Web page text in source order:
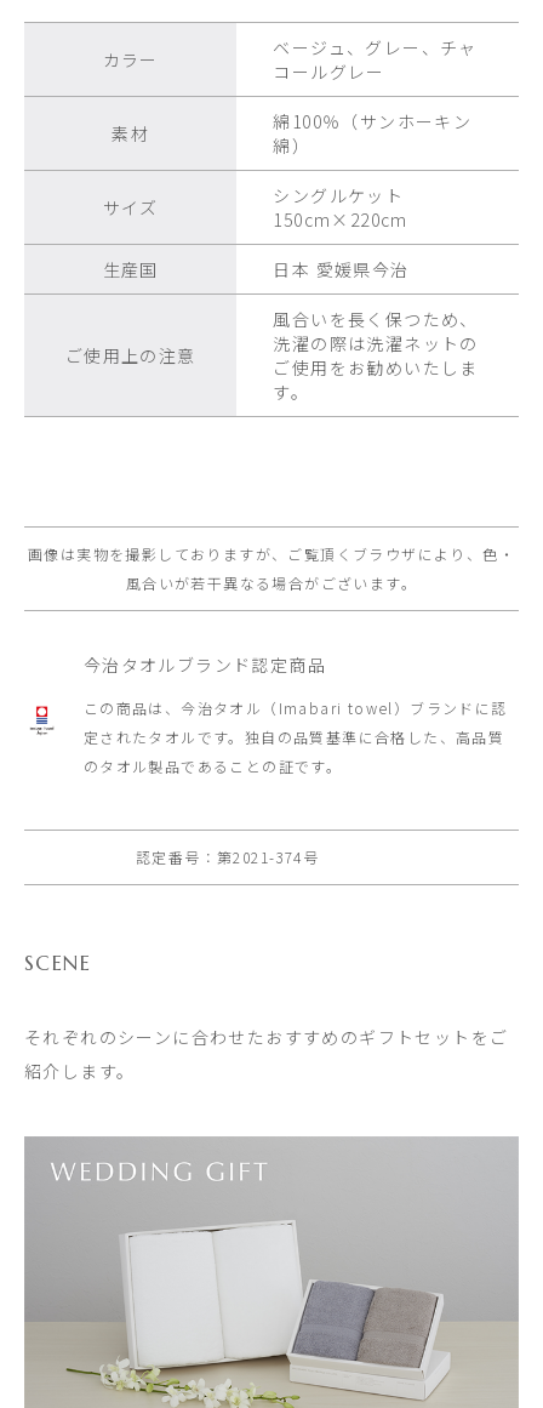
カラー
ベージュ、グレー、チャ
コールグレー
素材
綿100％（サンホーキン
綿）
サイズ
シングルケット
150cm×220cm
生産国 日本 愛媛県今治
ご使用上の注意
風合いを長く保つため、
洗濯の際は洗濯ネットの
ご使用をお勧めいたしま
す。
画像は実物を撮影しておりますが、ご覧頂くブラウザにより、色・
風合いが若干異なる場合がございます。
今治タオルブランド認定商品
この商品は、今治タオル（Imabari towel）ブランドに認
定されたタオルです。 独自の品質基準に合格した、高品質
のタオル製品であることの証です。
認定番号：第2021-374号
SCENE
それぞれのシーンに合わせたおすすめのギフトセットをご
紹介します。